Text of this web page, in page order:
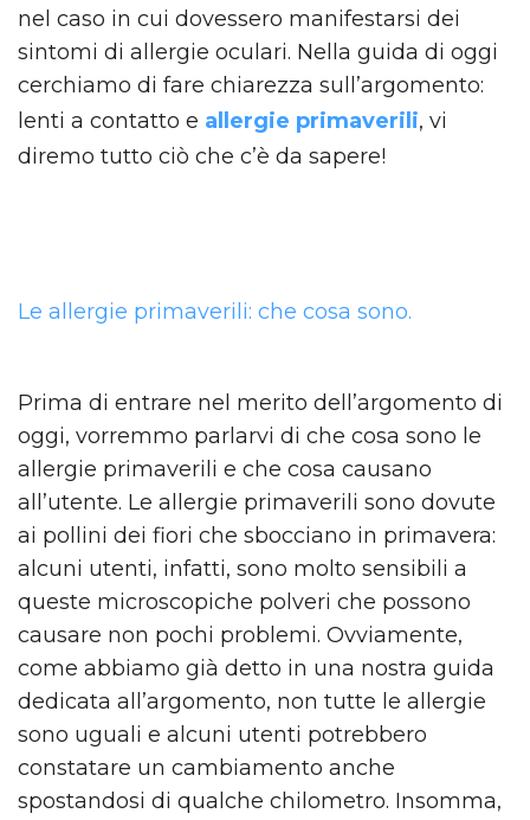
nel caso in cui dovessero manifestarsi dei
sintomi di allergie oculari. Nella guida di oggi
cerchiamo di fare chiarezza sull’argomento:
lenti a contatto e allergie primaverili, vi
diremo tutto ciò che c’è da sapere!
Le allergie primaverili: che cosa sono.
Prima di entrare nel merito dell’argomento di
oggi, vorremmo parlarvi di che cosa sono le
allergie primaverili e che cosa causano
all’utente. Le allergie primaverili sono dovute
ai pollini dei fiori che sbocciano in primavera:
alcuni utenti, infatti, sono molto sensibili a
queste microscopiche polveri che possono
causare non pochi problemi. Ovviamente,
come abbiamo già detto in una nostra guida
dedicata all’argomento, non tutte le allergie
sono uguali e alcuni utenti potrebbero
constatare un cambiamento anche
spostandosi di qualche chilometro. Insomma,